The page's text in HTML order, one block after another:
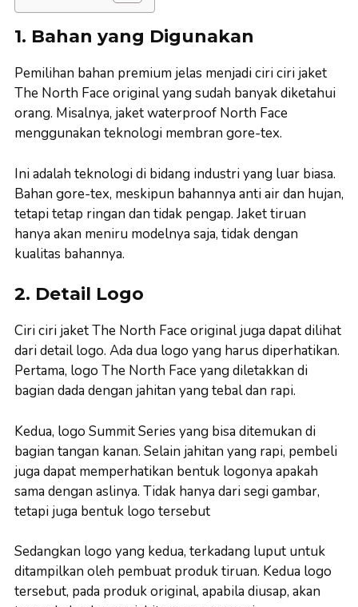
1. Bahan yang Digunakan
Pemilihan bahan premium jelas menjadi ciri ciri jaket
The North Face original yang sudah banyak diketahui
orang. Misalnya, jaket waterproof North Face
menggunakan teknologi membran gore-tex.
Ini adalah teknologi di bidang industri yang luar biasa.
Bahan gore-tex, meskipun bahannya anti air dan hujan,
tetapi tetap ringan dan tidak pengap. Jaket tiruan
hanya akan meniru modelnya saja, tidak dengan
kualitas bahannya.
2. Detail Logo
Ciri ciri jaket The North Face original juga dapat dilihat
dari detail logo. Ada dua logo yang harus diperhatikan.
Pertama, logo The North Face yang diletakkan di
bagian dada dengan jahitan yang tebal dan rapi.
Kedua, logo Summit Series yang bisa ditemukan di
bagian tangan kanan. Selain jahitan yang rapi, pembeli
juga dapat memperhatikan bentuk logonya apakah
sama dengan aslinya. Tidak hanya dari segi gambar,
tetapi juga bentuk logo tersebut
Sedangkan logo yang kedua, terkadang luput untuk
ditampilkan oleh pembuat produk tiruan. Kedua logo
tersebut, pada produk original, apabila diusap, akan